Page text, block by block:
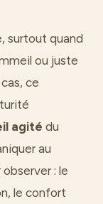
surtout quand
ou juste
ce
agité du
au
: le
le confort